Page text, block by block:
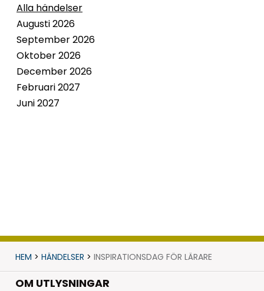
Alla händelser
Augusti 2026
September 2026
Oktober 2026
December 2026
Februari 2027
Juni 2027
HEM > HÄNDELSER > INSPIRATIONSDAG FÖR LÄRARE
OM UTLYSNINGAR